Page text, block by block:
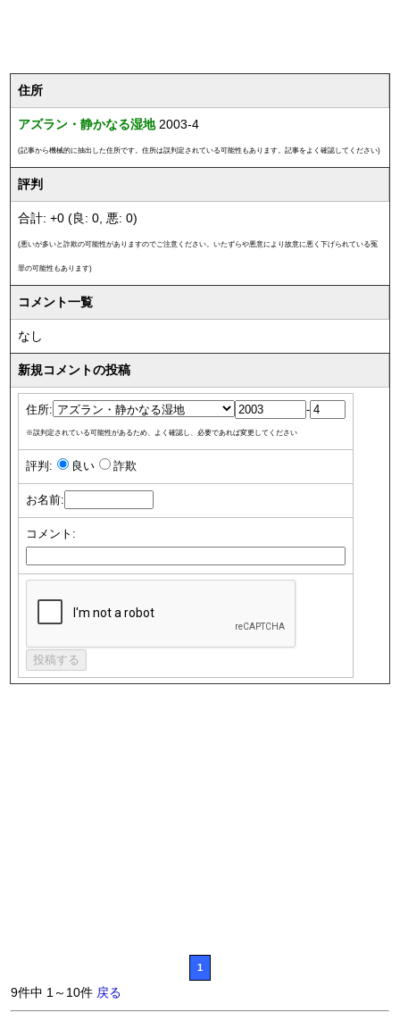
住所
アズラン・静かなる湿地2003-4
(記事から機械的に抽出した住所です。住所は誤判定されている可能性もあります。記事をよく確認してください)
評判
合計: +0 (良: 0, 悪: 0)
(悪いが多いと詐欺の可能性がありますのでご注意ください。いたずらや悪意により故意に悪く下げられている冤
罪の可能性もあります)
コメント一覧
なし
新規コメントの投稿
住所: -
※誤判定されている可能性があるため、よく確認し、必要であれば変更してください
評判: 良い 詐欺
お名前:
コメント:
1
9件中 1～10件 戻る